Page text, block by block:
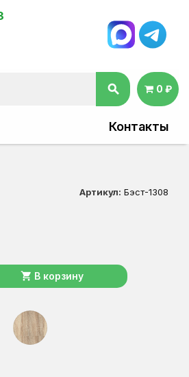
search 0 ₽
Контакты
Артикул: Бэст-1308
shopping_cart В корзину